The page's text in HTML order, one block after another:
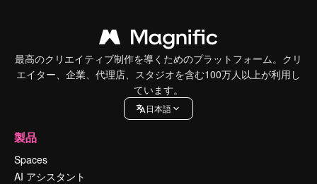
最高のクリエイティブ制作を導くためのプラットフォーム。クリ
エイター、企業、代理店、スタジオを含む100万人以上が利用し
ています。
日本語
製品
Spaces
AI アシスタント